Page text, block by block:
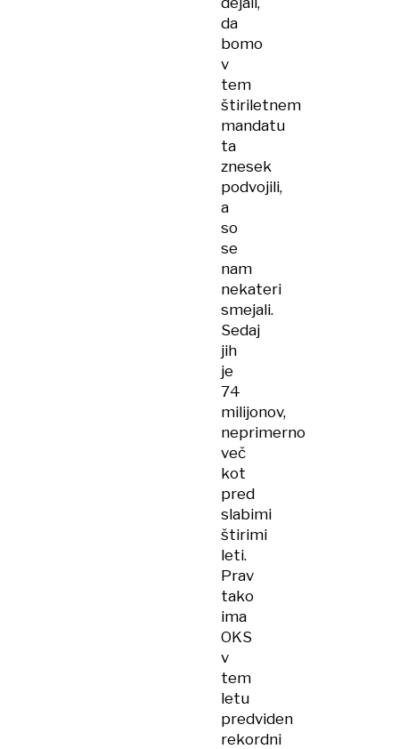
da
bomo
v
tem
štiriletnem
mandatu
ta
znesek
podvojili,
a
so
se
nam
nekateri
smejali.
Sedaj
jih
je
74
milijonov,
neprimerno
več
kot
pred
slabimi
štirimi
leti.
Prav
tako
ima
OKS
v
tem
letu
predviden
rekordni